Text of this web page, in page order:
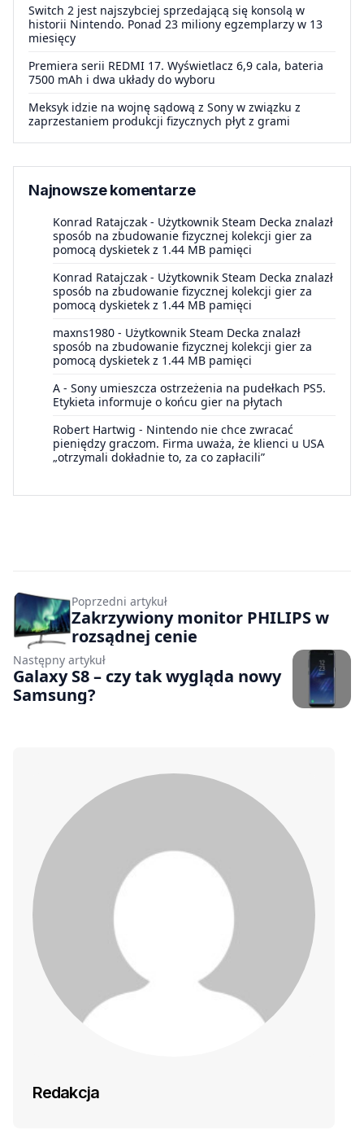
Switch 2 jest najszybciej sprzedającą się konsolą w
historii Nintendo. Ponad 23 miliony egzemplarzy w 13
miesięcy
Premiera serii REDMI 17. Wyświetlacz 6,9 cala, bateria
7500 mAh i dwa układy do wyboru
Meksyk idzie na wojnę sądową z Sony w związku z
zaprzestaniem produkcji fizycznych płyt z grami
Najnowsze komentarze
Konrad Ratajczak - Użytkownik Steam Decka znalazł
sposób na zbudowanie fizycznej kolekcji gier za
pomocą dyskietek z 1.44 MB pamięci
Konrad Ratajczak - Użytkownik Steam Decka znalazł
sposób na zbudowanie fizycznej kolekcji gier za
pomocą dyskietek z 1.44 MB pamięci
maxns1980 - Użytkownik Steam Decka znalazł
sposób na zbudowanie fizycznej kolekcji gier za
pomocą dyskietek z 1.44 MB pamięci
A - Sony umieszcza ostrzeżenia na pudełkach PS5.
Etykieta informuje o końcu gier na płytach
Robert Hartwig - Nintendo nie chce zwracać
pieniędzy graczom. Firma uważa, że klienci u USA
„otrzymali dokładnie to, za co zapłacili”
Poprzedni artykuł
Zakrzywiony monitor PHILIPS w
rozsądnej cenie
Następny artykuł
Galaxy S8 – czy tak wygląda nowy
Samsung?
Redakcja